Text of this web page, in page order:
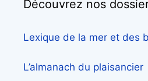
Découvrez nos
Lexique de la mer et des
L’almanach du plaisancier